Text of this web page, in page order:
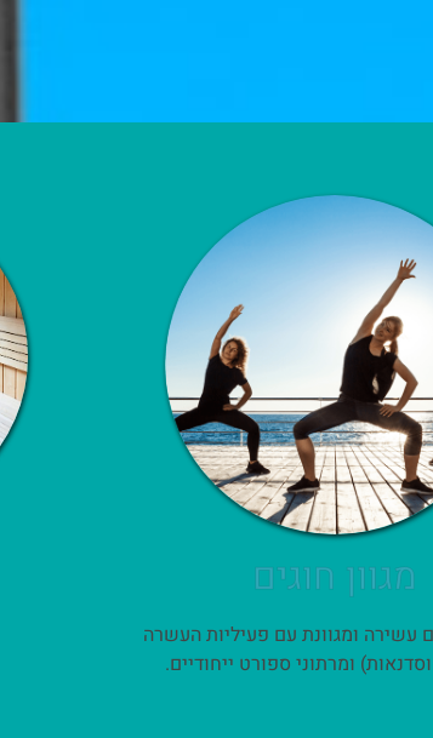
מגוון חוגים
עשירה ומגוונת עם פעיליות העשרה
ומרתוני ספורט ייחודיים.